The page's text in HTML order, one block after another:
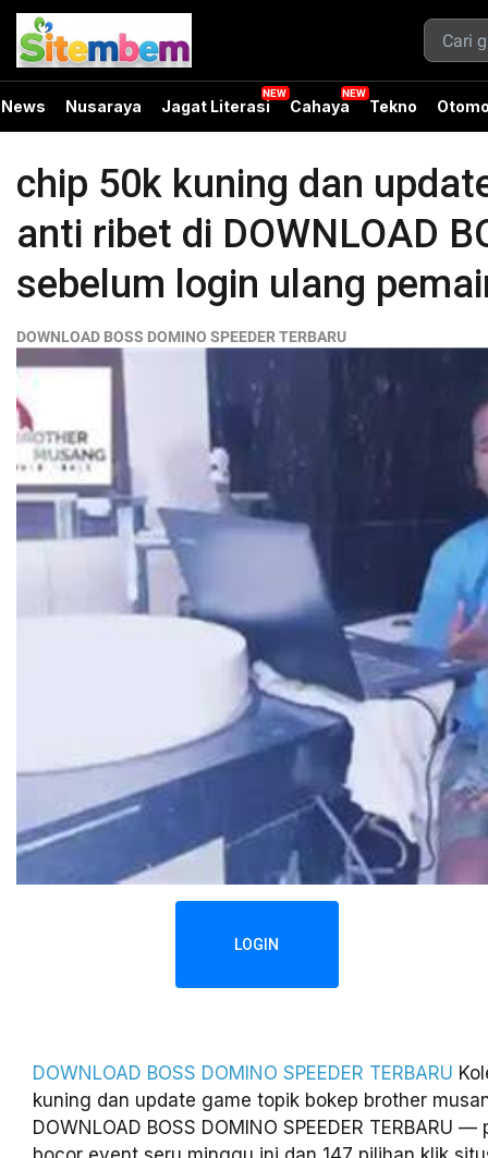
News Nusaraya Jagat Literasi Cahaya Tekno
chip 50k kuning dan
anti ribet di DOWNLOAD
sebelum login ulang
DOWNLOAD BOSS DOMINO SPEEDER TERBARU
LOGIN
DOWNLOAD BOSS DOMINO SPEEDER TERBARU
kuning dan update game topik bokep brother
DOWNLOAD BOSS DOMINO SPEEDER TERBARU